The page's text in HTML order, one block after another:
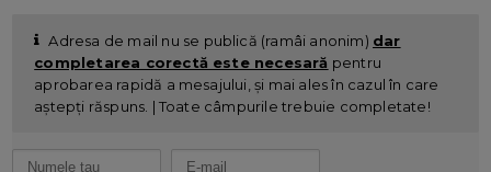
Adresa de mail nu se publică (ramâi anonim) dar
completarea corectă este necesară pentru
aprobarea rapidă a mesajului, și mai ales în cazul în care
aștepți răspuns. | Toate câmpurile trebuie completate!